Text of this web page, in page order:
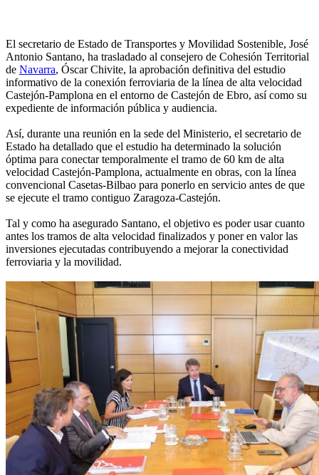
El secretario de Estado de Transportes y Movilidad Sostenible, José
Antonio Santano, ha trasladado al consejero de Cohesión Territorial
de Navarra, Óscar Chivite, la aprobación definitiva del estudio
informativo de la conexión ferroviaria de la línea de alta velocidad
Castejón-Pamplona en el entorno de Castejón de Ebro, así como su
expediente de información pública y audiencia.
Así, durante una reunión en la sede del Ministerio, el secretario de
Estado ha detallado que el estudio ha determinado la solución
óptima para conectar temporalmente el tramo de 60 km de alta
velocidad Castejón-Pamplona, actualmente en obras, con la línea
convencional Casetas-Bilbao para ponerlo en servicio antes de que
se ejecute el tramo contiguo Zaragoza-Castejón.
Tal y como ha asegurado Santano, el objetivo es poder usar cuanto
antes los tramos de alta velocidad finalizados y poner en valor las
inversiones ejecutadas contribuyendo a mejorar la conectividad
ferroviaria y la movilidad.